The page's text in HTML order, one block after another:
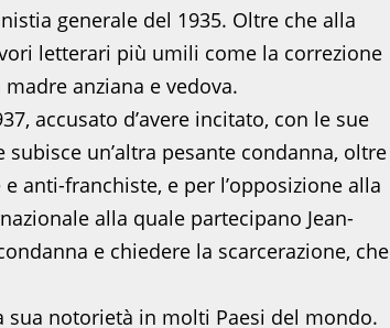
generale del 1935. Oltre che alla
letterari più umili come la correzione
anziana e vedova.
accusato d’avere incitato, con le sue
un’altra pesante condanna, oltre
anti-franchiste, e per l’opposizione alla
alla quale partecipano Jean-
e chiedere la scarcerazione, che
notorietà in molti Paesi del mondo.